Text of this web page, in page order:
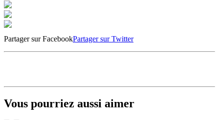
Partager sur FacebookPartager sur Twitter
Vous pourriez aussi aimer